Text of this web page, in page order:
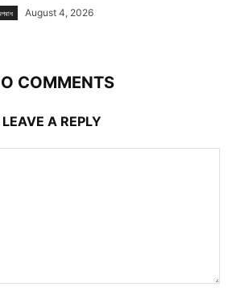
August 4, 2026
COMMENTS
LEAVE A REPLY